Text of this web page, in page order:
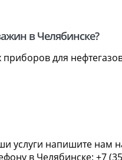
в Челябинске?
приборов для
услуги напишите нам
в Челябинске: +7